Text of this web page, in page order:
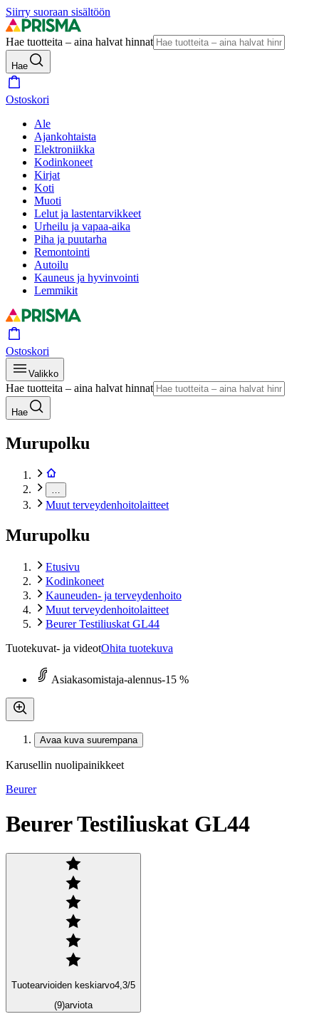
Siirry suoraan sisältöön
Hae tuotteita – aina halvat hinnat
Hae
Ostoskori
Ale
Ajankohtaista
Elektroniikka
Kodinkoneet
Kirjat
Koti
Muoti
Lelut ja lastentarvikkeet
Urheilu ja vapaa-aika
Piha ja puutarha
Remontointi
Autoilu
Kauneus ja hyvinvointi
Lemmikit
Ostoskori
Valikko
Hae tuotteita – aina halvat hinnat
Hae
Murupolku
Muut terveydenhoitolaitteet
Murupolku
Etusivu
Kodinkoneet
Kauneuden- ja terveydenhoito
Muut terveydenhoitolaitteet
Beurer Testiliuskat GL44
Tuotekuvat- ja videotOhita tuotekuva
Asiakasomistaja-alennus-15 %
Avaa kuva suurempana
Karusellin nuolipainikkeet
Beurer
Beurer Testiliuskat GL44
Tuotearvioiden keskiarvo4,3/5
(9)arviota